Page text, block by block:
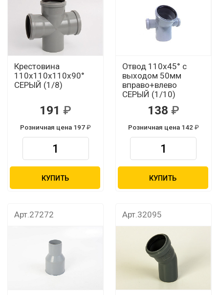
Крестовина
110х110х110х90°
СЕРЫЙ (1/8)
191
Розничная цена 197
КУПИТЬ
Отвод 110х45° с
выходом 50мм
вправо+влево
СЕРЫЙ (1/10)
138
Розничная цена 142
КУПИТЬ
Арт.27272 Арт.32095